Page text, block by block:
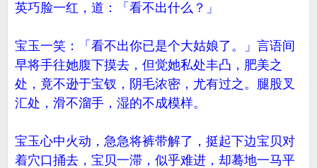
英巧脸一红，道：「看不出什么？」
宝玉一笑：「看不出你已是个大姑娘了。」言语间
早将手往她腹下摸去，但觉她私处丰凸，肥美之
处，竟不逊于宝钗，阴毛浓密，尤有过之。腿股叉
汇处，滑不溜手，湿的不成模样。
宝玉心中火动，急急将裤带解了，挺起下边宝贝对
着穴口捅去，宝贝一滞，似乎难进，却蓦地一马平